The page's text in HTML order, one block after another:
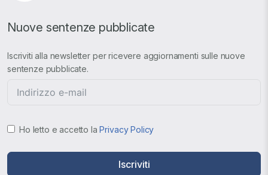
Nuove sentenze pubblicate
Iscriviti alla newsletter per ricevere aggiornamenti sulle nuove
sentenze pubblicate.
Ho letto e accetto laPrivacy Policy
Iscriviti